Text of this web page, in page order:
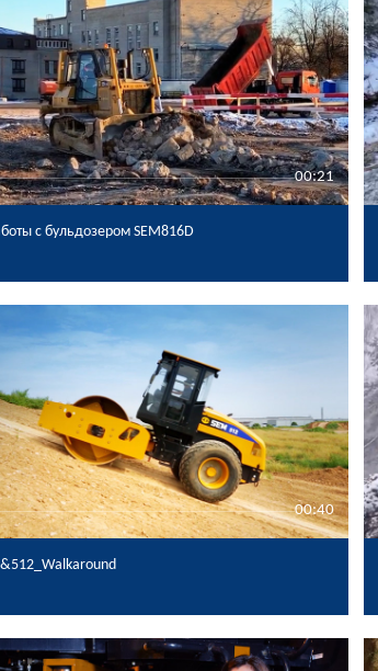
00:21
с бульдозером SEM816D
00:40